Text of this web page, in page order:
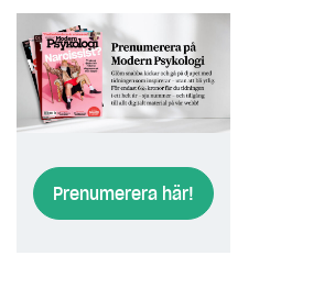
Klassiska experiment
Podd
Hjärnan
Intervju
Steg för steg
Prenumerera här!